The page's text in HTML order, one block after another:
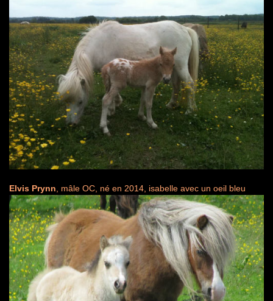
Elvis Prynn , mâle OC, né en 2014, isabelle avec un oeil bleu